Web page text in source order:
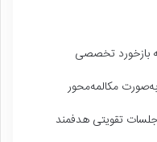
بازخورد تخصصی
مکالمه‌محور
جلسات تقویتی هدفمند